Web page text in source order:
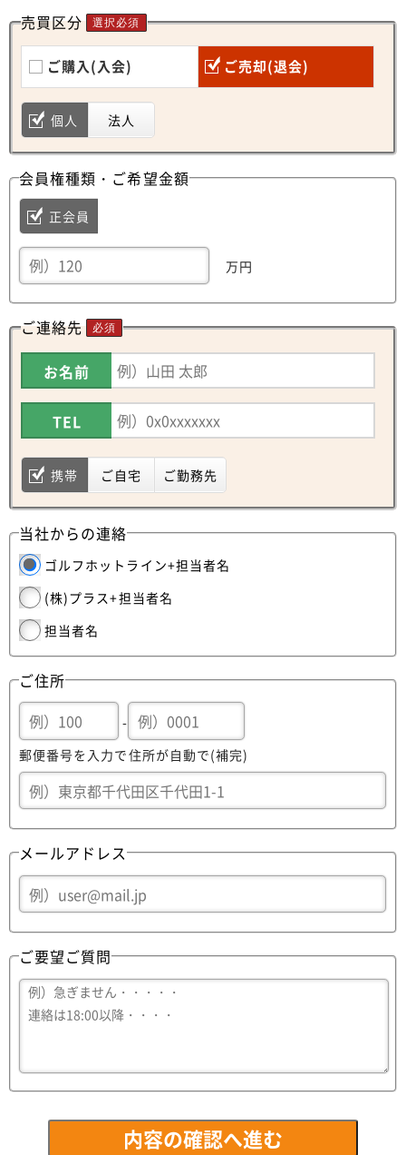
売買区分 選択必須
ご購入(入会) ご売却(退会)
個人 法人
会員権種類・ご希望金額
正会員
万円
ご連絡先 必須
お名前
TEL
携帯 ご自宅 ご勤務先
当社からの連絡
ゴルフホットライン+担当者名
(株)プラス+担当者名
担当者名
ご住所
-
郵便番号を入力で住所が自動で(補完)
メールアドレス
ご要望ご質問